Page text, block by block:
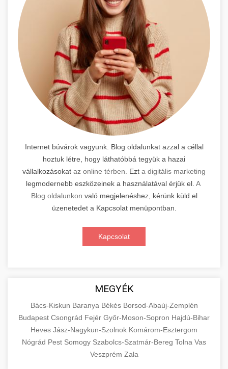
Internet búvárok vagyunk. Blog oldalunkat azzal a céllal
hoztuk létre, hogy láthatóbbá tegyük a hazai
vállalkozásokat az online térben. Ezt a digitális marketing
legmodernebb eszközeinek a használatával érjük el. A
Blog oldalunkon való megjelenéshez, kérünk küld el
üzenetedet a Kapcsolat menüpontban.
Kapcsolat
MEGYÉK
Bács-Kiskun Baranya Békés Borsod-Abaúj-Zemplén
Budapest Csongrád Fejér Győr-Moson-Sopron Hajdú-Bihar
Heves Jász-Nagykun-Szolnok Komárom-Esztergom
Nógrád Pest Somogy Szabolcs-Szatmár-Bereg Tolna Vas
Veszprém Zala